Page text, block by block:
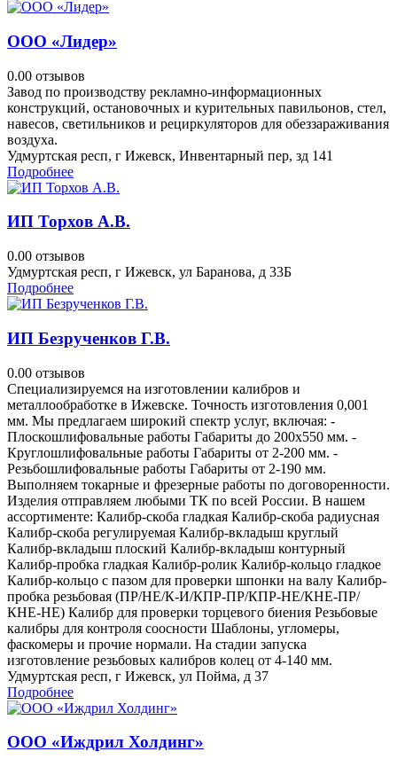
ООО «Лидер»
0.00 отзывов
Завод по производству рекламно-информационных
конструкций, остановочных и курительных павильонов, стел,
навесов, светильников и рециркуляторов для обеззараживания
воздуха.
Удмуртская респ, г Ижевск, Инвентарный пер, зд 141
Подробнее
ИП Торхов А.В.
0.00 отзывов
Удмуртская респ, г Ижевск, ул Баранова, д 33Б
Подробнее
ИП Безрученков Г.В.
0.00 отзывов
Специализируемся на изготовлении калибров и
металлообработке в Ижевске. Точность изготовления 0,001
мм. Мы предлагаем широкий спектр услуг, включая: -
Плоскошлифовальные работы Габариты до 200х550 мм. -
Круглошлифовальные работы Габариты от 2-200 мм. -
Резьбошлифовальные работы Габариты от 2-190 мм.
Выполняем токарные и фрезерные работы по договоренности.
Изделия отправляем любыми ТК по всей России. В нашем
ассортименте: Калибр-скоба гладкая Калибр-скоба радиусная
Калибр-скоба регулируемая Калибр-вкладыш круглый
Калибр-вкладыш плоский Калибр-вкладыш контурный
Калибр-пробка гладкая Калибр-ролик Калибр-кольцо гладкое
Калибр-кольцо с пазом для проверки шпонки на валу Калибр-
пробка резьбовая (ПР/НЕ/К-И/КПР-ПР/КПР-НЕ/КНЕ-ПР/
КНЕ-НЕ) Калибр для проверки торцевого биения Резьбовые
калибры для контроля соосности Шаблоны, угломеры,
фаскомеры и прочие нормали. На стадии запуска
изготовление резьбовых калибров колец от 4-140 мм.
Удмуртская респ, г Ижевск, ул Пойма, д 37
Подробнее
ООО «Иждрил Холдинг»